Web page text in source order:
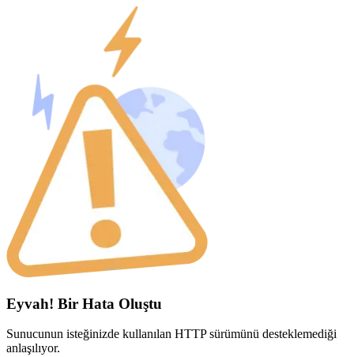
Eyvah! Bir Hata Oluştu
Sunucunun isteğinizde kullanılan HTTP sürümünü desteklemediği
anlaşılıyor.